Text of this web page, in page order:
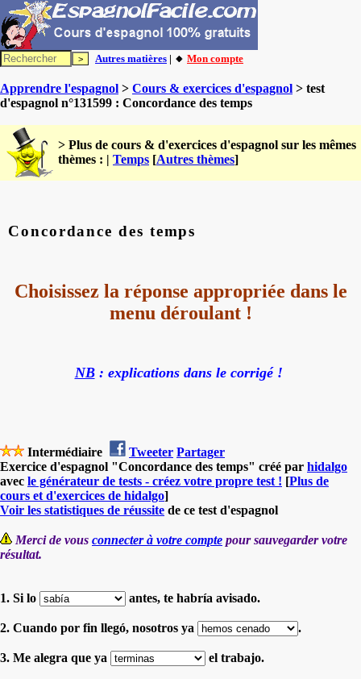
Autres matières | 🔸 Mon compte
Apprendre l'espagnol > Cours & exercices d'espagnol > test
d'espagnol n°131599 : Concordance des temps
> Plus de cours & d'exercices d'espagnol sur les mêmes
thèmes : | Temps [Autres thèmes]
Concordance des temps
Choisissez la réponse appropriée dans le
menu déroulant !
NB: explications dans le corrigé !
Intermédiaire Tweeter Partager
Exercice d'espagnol "Concordance des temps" créé par hidalgo
avec le générateur de tests - créez votre propre test ! [Plus de
cours et d'exercices de hidalgo]
Voir les statistiques de réussite de ce test d'espagnol
Merci de vous connecter à votre compte pour sauvegarder votre
résultat.
1. Si lo antes, te habría avisado.
2. Cuando por fin llegó, nosotros ya .
3. Me alegra que ya el trabajo.